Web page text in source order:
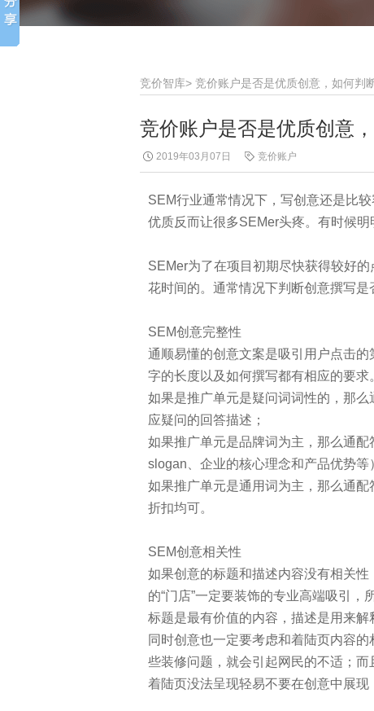
竞价智库> 竞价账户是否是优质创意，如何判
竞价账户是否是优质创意
2019年03月07日 竞价账户
SEM行业通常情况下，写创意还是比
优质反而让很多SEMer头疼。有时候
SEMer为了在项目初期尽快获得较好
花时间的。通常情况下判断创意撰写是
SEM创意完整性
通顺易懂的创意文案是吸引用户点击
字的长度以及如何撰写都有相应的要求
如果是推广单元是疑问词词性的，那么
应疑问的回答描述；
如果推广单元是品牌词为主，那么通
slogan、企业的核心理念和产品优势等
如果推广单元是通用词为主，那么通
折扣均可。
SEM创意相关性
如果创意的标题和描述内容没有相关
的“门店”一定要装饰的专业高端吸引
标题是最有价值的内容，描述是用来解
同时创意也一定要考虑和着陆页内容
些装修问题，就会引起网民的不适；
着陆页没法呈现轻易不要在创意中展现